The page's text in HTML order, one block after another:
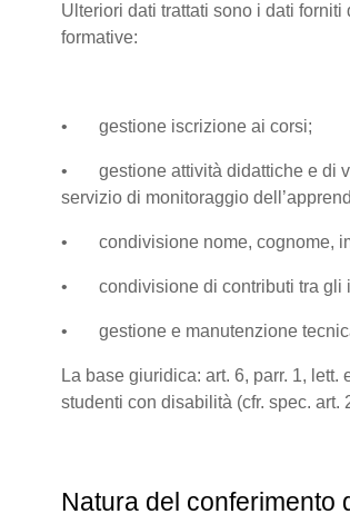
Ulteriori dati trattati sono i dati
formative:
• gestione iscrizione ai corsi;
• gestione attività didattiche e di
servizio di monitoraggio
• condivisione nome, cognome,
• condivisione di contributi tra gli
• gestione e manutenzione
La base giuridica: art. 6, parr. 1,
studenti con disabilità (cfr. spec. art.
Natura del conferimento